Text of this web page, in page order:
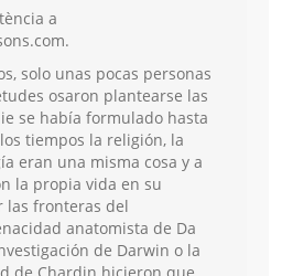
a
solo unas pocas personas
osaron plantearse las
se había formulado hasta
tiempos la religión, la
eran una misma cosa y a
la propia vida en su
las fronteras del
anatomista de Da
de Darwin o la